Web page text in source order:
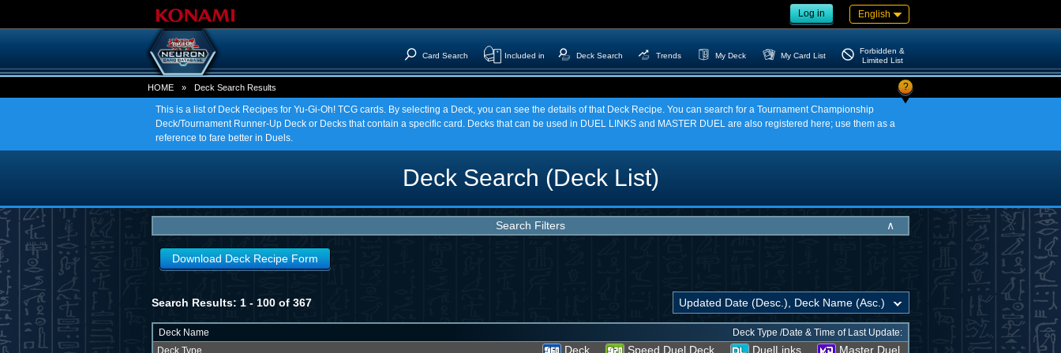
Log in English
Card Search Included in Deck Search Trends My Deck My Card List
Forbidden &
Limited List
HOME » Deck Search Results ?
This is a list of Deck Recipes for Yu-Gi-Oh! TCG cards. By selecting a Deck, you can see the details of that Deck Recipe. You can search for a Tournament Championship
Deck/Tournament Runner-Up Deck or Decks that contain a specific card. Decks that can be used in DUEL LINKS and MASTER DUEL are also registered here; use them as a
reference to fare better in Duels.
Deck Search (Deck List)
Search Filters ∧
Download Deck Recipe Form
Search Results: 1 - 100 of 367
Deck Name
Deck Type /Date & Time of Last Update:
Deck Type
Deck Speed Duel Deck DuelLinks Master Duel